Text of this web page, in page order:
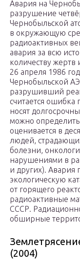
Авария на
разрушение
Чернобыльской
в окружающую
радиоактивных
авария за всю
количеству
26 апреля 1986
Чернобыльской
разрушивший
считается ошибка
носят
можно
оценивается в
людей,
болезни,
нарушениями в
и других). Авария
экологическую
от горящего
радиоактивные
СССР.
обширные
(2004)